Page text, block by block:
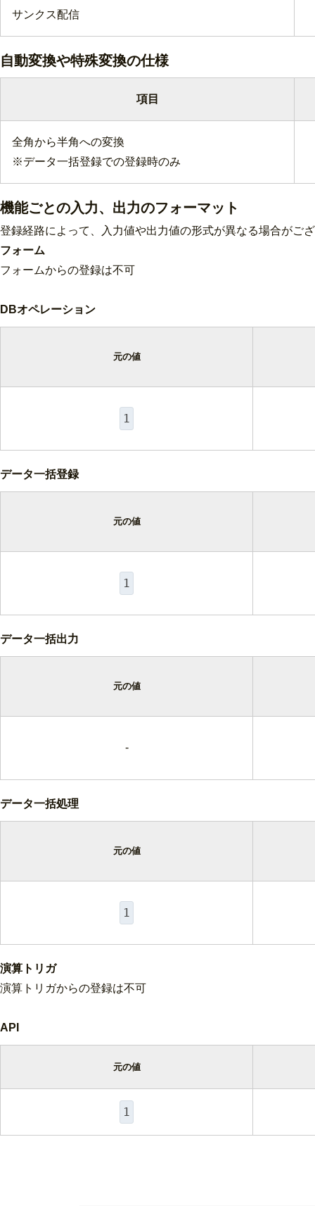
サンクス配信
自動変換や特殊変換の仕様
項目
全角から半角への変換
※データ一括登録での登録時のみ
機能ごとの入力、出力のフォーマット
登録経路によって、入力値や出力値の形式が異なる場合がご
フォーム
フォームからの登録は不可
DBオペレーション
元の値
1
データ一括登録
元の値
1
データ一括出力
元の値
-
データ一括処理
元の値
1
演算トリガ
演算トリガからの登録は不可
API
元の値
1